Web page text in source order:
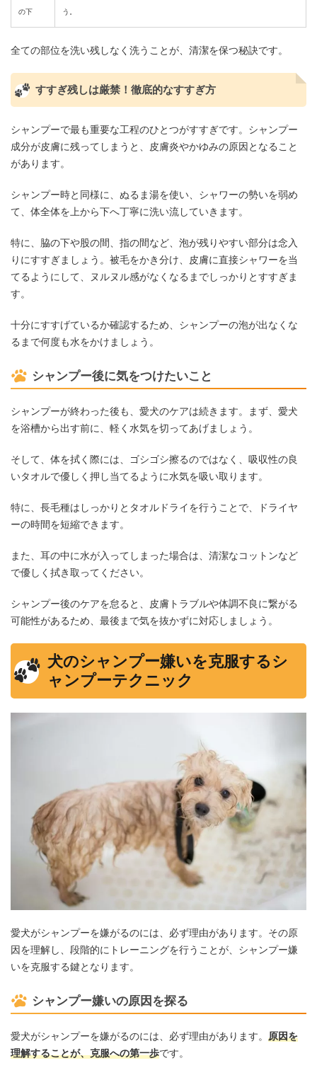
の下
う。
全ての部位を洗い残しなく洗うことが、清潔を保つ秘訣です。
すすぎ残しは厳禁！徹底的なすすぎ方
シャンプーで最も重要な工程のひとつがすすぎです。シャンプー
成分が皮膚に残ってしまうと、皮膚炎やかゆみの原因となること
があります。
シャンプー時と同様に、ぬるま湯を使い、シャワーの勢いを弱め
て、体全体を上から下へ丁寧に洗い流していきます。
特に、脇の下や股の間、指の間など、泡が残りやすい部分は念入
りにすすぎましょう。被毛をかき分け、皮膚に直接シャワーを当
てるようにして、ヌルヌル感がなくなるまでしっかりとすすぎま
す。
十分にすすげているか確認するため、シャンプーの泡が出なくな
るまで何度も水をかけましょう。
シャンプー後に気をつけたいこと
シャンプーが終わった後も、愛犬のケアは続きます。まず、愛犬
を浴槽から出す前に、軽く水気を切ってあげましょう。
そして、体を拭く際には、ゴシゴシ擦るのではなく、吸収性の良
いタオルで優しく押し当てるように水気を吸い取ります。
特に、長毛種はしっかりとタオルドライを行うことで、ドライヤ
ーの時間を短縮できます。
また、耳の中に水が入ってしまった場合は、清潔なコットンなど
で優しく拭き取ってください。
シャンプー後のケアを怠ると、皮膚トラブルや体調不良に繋がる
可能性があるため、最後まで気を抜かずに対応しましょう。
犬のシャンプー嫌いを克服するシ
ャンプーテクニック
愛犬がシャンプーを嫌がるのには、必ず理由があります。その原
因を理解し、段階的にトレーニングを行うことが、シャンプー嫌
いを克服する鍵となります。
シャンプー嫌いの原因を探る
愛犬がシャンプーを嫌がるのには、必ず理由があります。 原因を
理解することが、克服への第一歩です。